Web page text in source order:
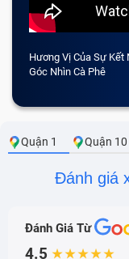
Hương Vị Của Sự Kết
Góc Nhìn Cà Phê
Quận 1 Quận 10
Đánh giá
Đánh Giá Từ
4.5 ★★★★★